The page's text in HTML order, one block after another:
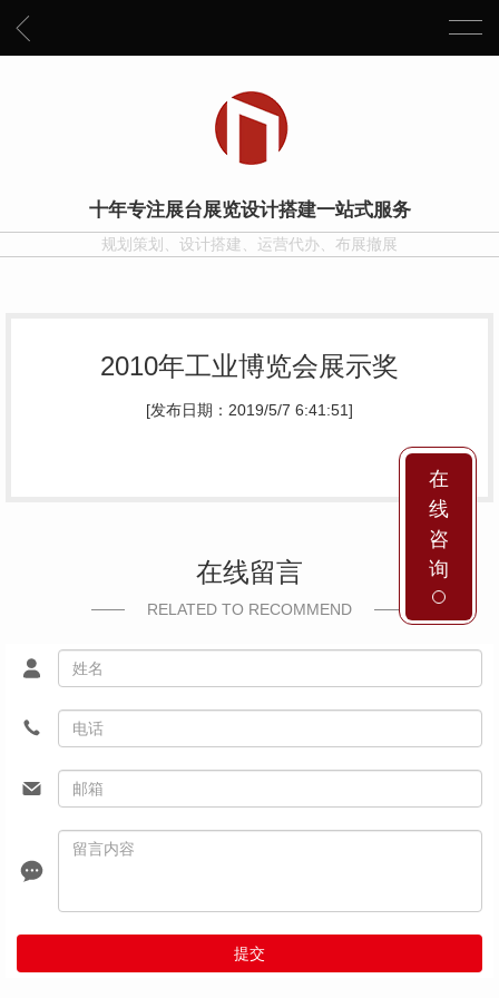
十年专注展台展览设计搭建一站式服务
规划策划、设计搭建、运营代办、布展撤展
2010年工业博览会展示奖
[发布日期：2019/5/7 6:41:51]
在线留言
RELATED TO RECOMMEND
提交
在
线
咨
询